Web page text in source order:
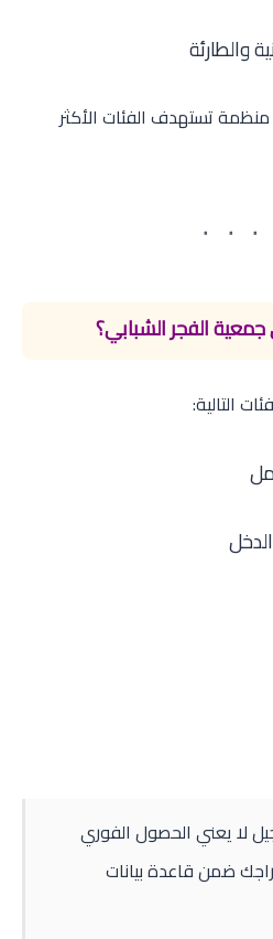
والطارئة
تستهدف الفئات الأكثر
الفجر الشبابي؟
التالية:
لا يعني الحصول الفوري
ضمن قاعدة بيانات